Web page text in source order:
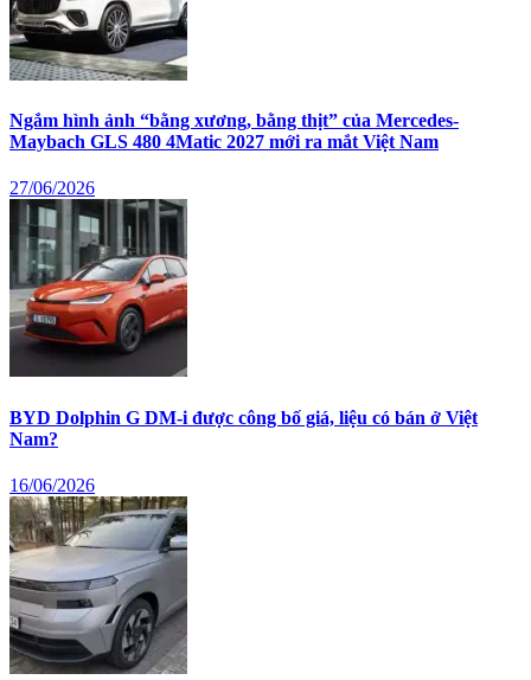
Ngắm hình ảnh “bằng xương, bằng thịt” của Mercedes-
Maybach GLS 480 4Matic 2027 mới ra mắt Việt Nam
27/06/2026
BYD Dolphin G DM-i được công bố giá, liệu có bán ở Việt
Nam?
16/06/2026